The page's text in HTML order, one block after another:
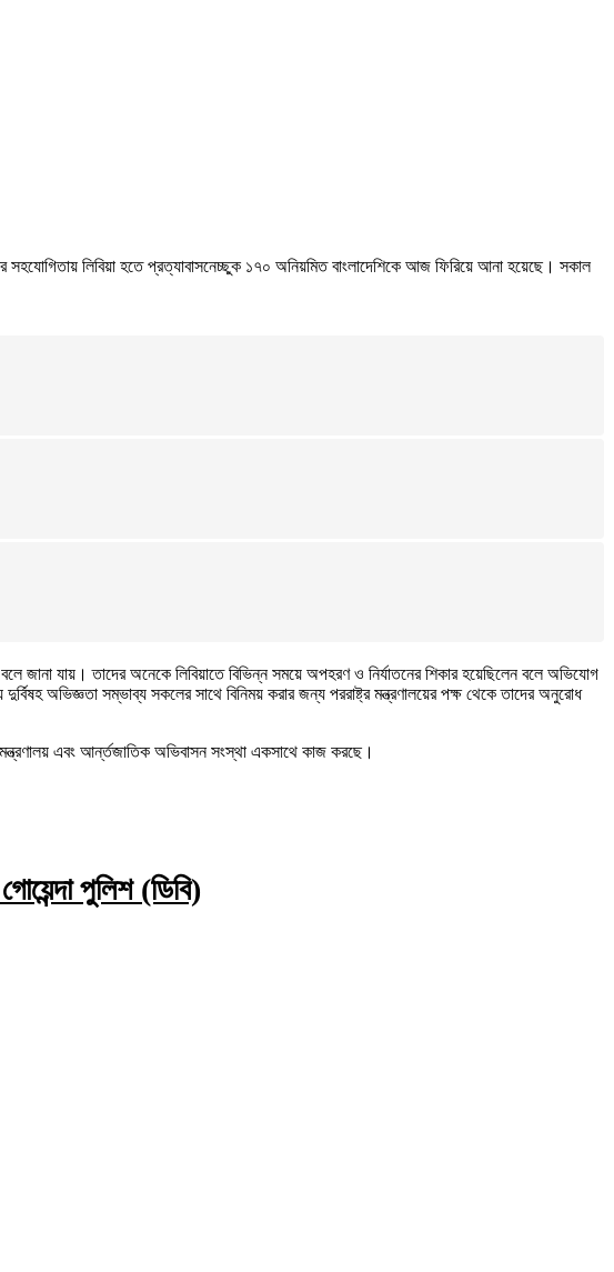
সহযোগিতায় লিবিয়া হতে প্রত্যাবাসনেচ্ছুক ১৭০ অনিয়মিত বাংলাদেশিকে আজ ফিরিয়ে আনা হয়েছে। সকাল
জানা যায়। তাদের অনেকে লিবিয়াতে বিভিন্ন সময়ে অপহরণ ও নির্যাতনের শিকার হয়েছিলেন বলে অভিযোগ
অভিজ্ঞতা সম্ভাব্য সকলের সাথে বিনিময় করার জন্য পররাষ্ট্র মন্ত্রণালয়ের পক্ষ থেকে তাদের অনুরোধ
মন্ত্রণালয় এবং আর্ন্তজাতিক অভিবাসন সংস্থা একসাথে কাজ করছে।
পুলিশ (ডিবি)